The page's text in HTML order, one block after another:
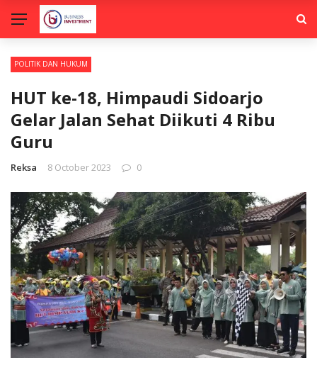
POLITIK DAN HUKUM
HUT ke-18, Himpaudi Sidoarjo
Gelar Jalan Sehat Diikuti 4 Ribu
Guru
Reksa 8 October 2023 0